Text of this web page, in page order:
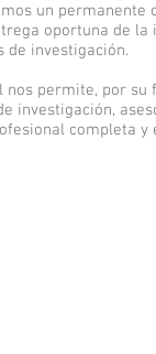
un permanente
oportuna de la
de investigación.
nos permite, por su
investigación,
completa y